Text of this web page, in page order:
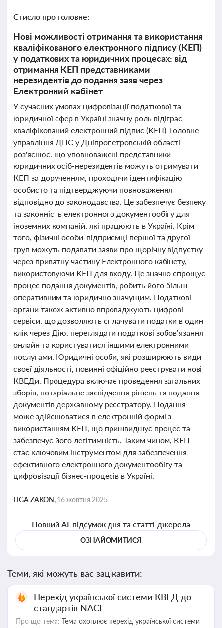
Стисло про головне:
Нові можливості отримання та використання
кваліфікованого електронного підпису (КЕП)
у податкових та юридичних процесах: від
отримання КЕП представниками
нерезидентів до подання заяв через
Електронний кабінет
У сучасних умовах цифровізації податкової та
юридичної сфер в Україні значну роль відіграє
кваліфікований електронний підпис (КЕП). Головне
управління ДПС у Дніпропетровській області
роз'яснює, що уповноважені представники
юридичних осіб-нерезидентів можуть отримувати
КЕП за дорученням, проходячи ідентифікацію
особисто та підтверджуючи повноваження
відповідно до законодавства. Це забезпечує безпеку
та законність електронного документообігу для
іноземних компаній, які працюють в Україні. Крім
того, фізичні особи-підприємці першої та другої
груп можуть подавати заяви про щорічну відпустку
через приватну частину Електронного кабінету,
використовуючи КЕП для входу. Це значно спрощує
процес подання документів, робить його більш
оперативним та юридично значущим. Податкові
органи також активно впроваджують цифрові
сервіси, що дозволяють сплачувати податки в один
клік через Дію, переглядати податкові зобов’язання
онлайн та користуватися іншими електронними
послугами. Юридичні особи, які розширюють види
своєї діяльності, повинні офіційно реєструвати нові
КВЕДи. Процедура включає проведення загальних
зборів, нотаріальне засвідчення рішень та подання
документів державному реєстратору. Подання
може здійснюватися в електронній формі з
використанням КЕП, що пришвидшує процес та
забезпечує його легітимність. Таким чином, КЕП
стає ключовим інструментом для забезпечення
ефективного електронного документообігу та
цифровізації бізнес-процесів в Україні.
LIGA ZAKON, 16 жовтня 2025
Повний AI-підсумок дня та статті-джерела
ОЗНАЙОМИТИСЯ
Теми, які можуть вас зацікавити:
Перехід української системи КВЕД до
стандартів NACE
Про що тема: Тема охоплює перехід української системи